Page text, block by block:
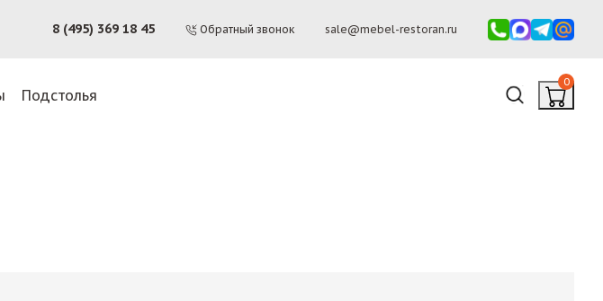
8 (495) 369 18 45 Обратный звонок sale@mebel-restoran.ru
Подстолья
0